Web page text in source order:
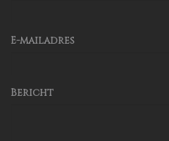
E-mailadres
Bericht